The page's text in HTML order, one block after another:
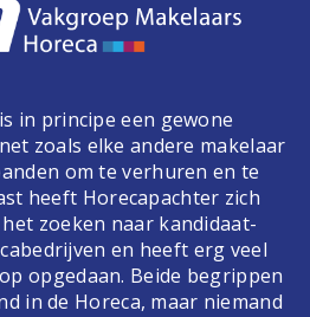
in principe een gewone
zoals elke andere makelaar
om te verhuren en te
heeft Horecapachter zich
zoeken naar kandidaat-
en heeft erg veel
opgedaan. Beide begrippen
in de Horeca, maar niemand